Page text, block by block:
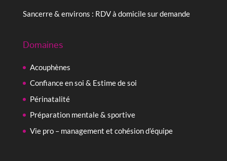
Sancerre & environs : RDV à domicile sur demande
Domaines
Acouphènes
Confiance en soi & Estime de soi
Périnatalité
Préparation mentale & sportive
Vie pro – management et cohésion d’équipe